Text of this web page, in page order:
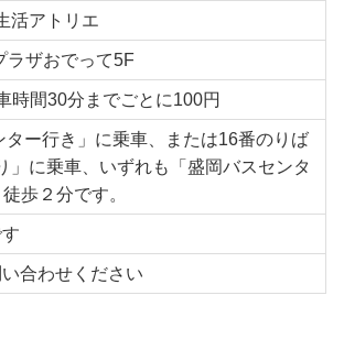
活アトリエ
ラザおでって5F
間30分までごとに100円
ター行き」に乗車、または16番のりば
に乗車、いずれも「盛岡バスセンタ
歩２分です。
合わせください